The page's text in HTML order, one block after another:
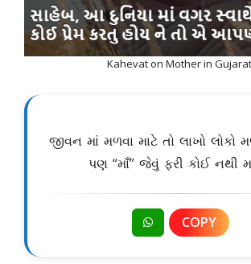
Kahevat on Mother in
જીવન માં મળવા માટે તો લાખો લોકો
પણ “માઁ” જેવું ફરી કોઈ નથી
COPY